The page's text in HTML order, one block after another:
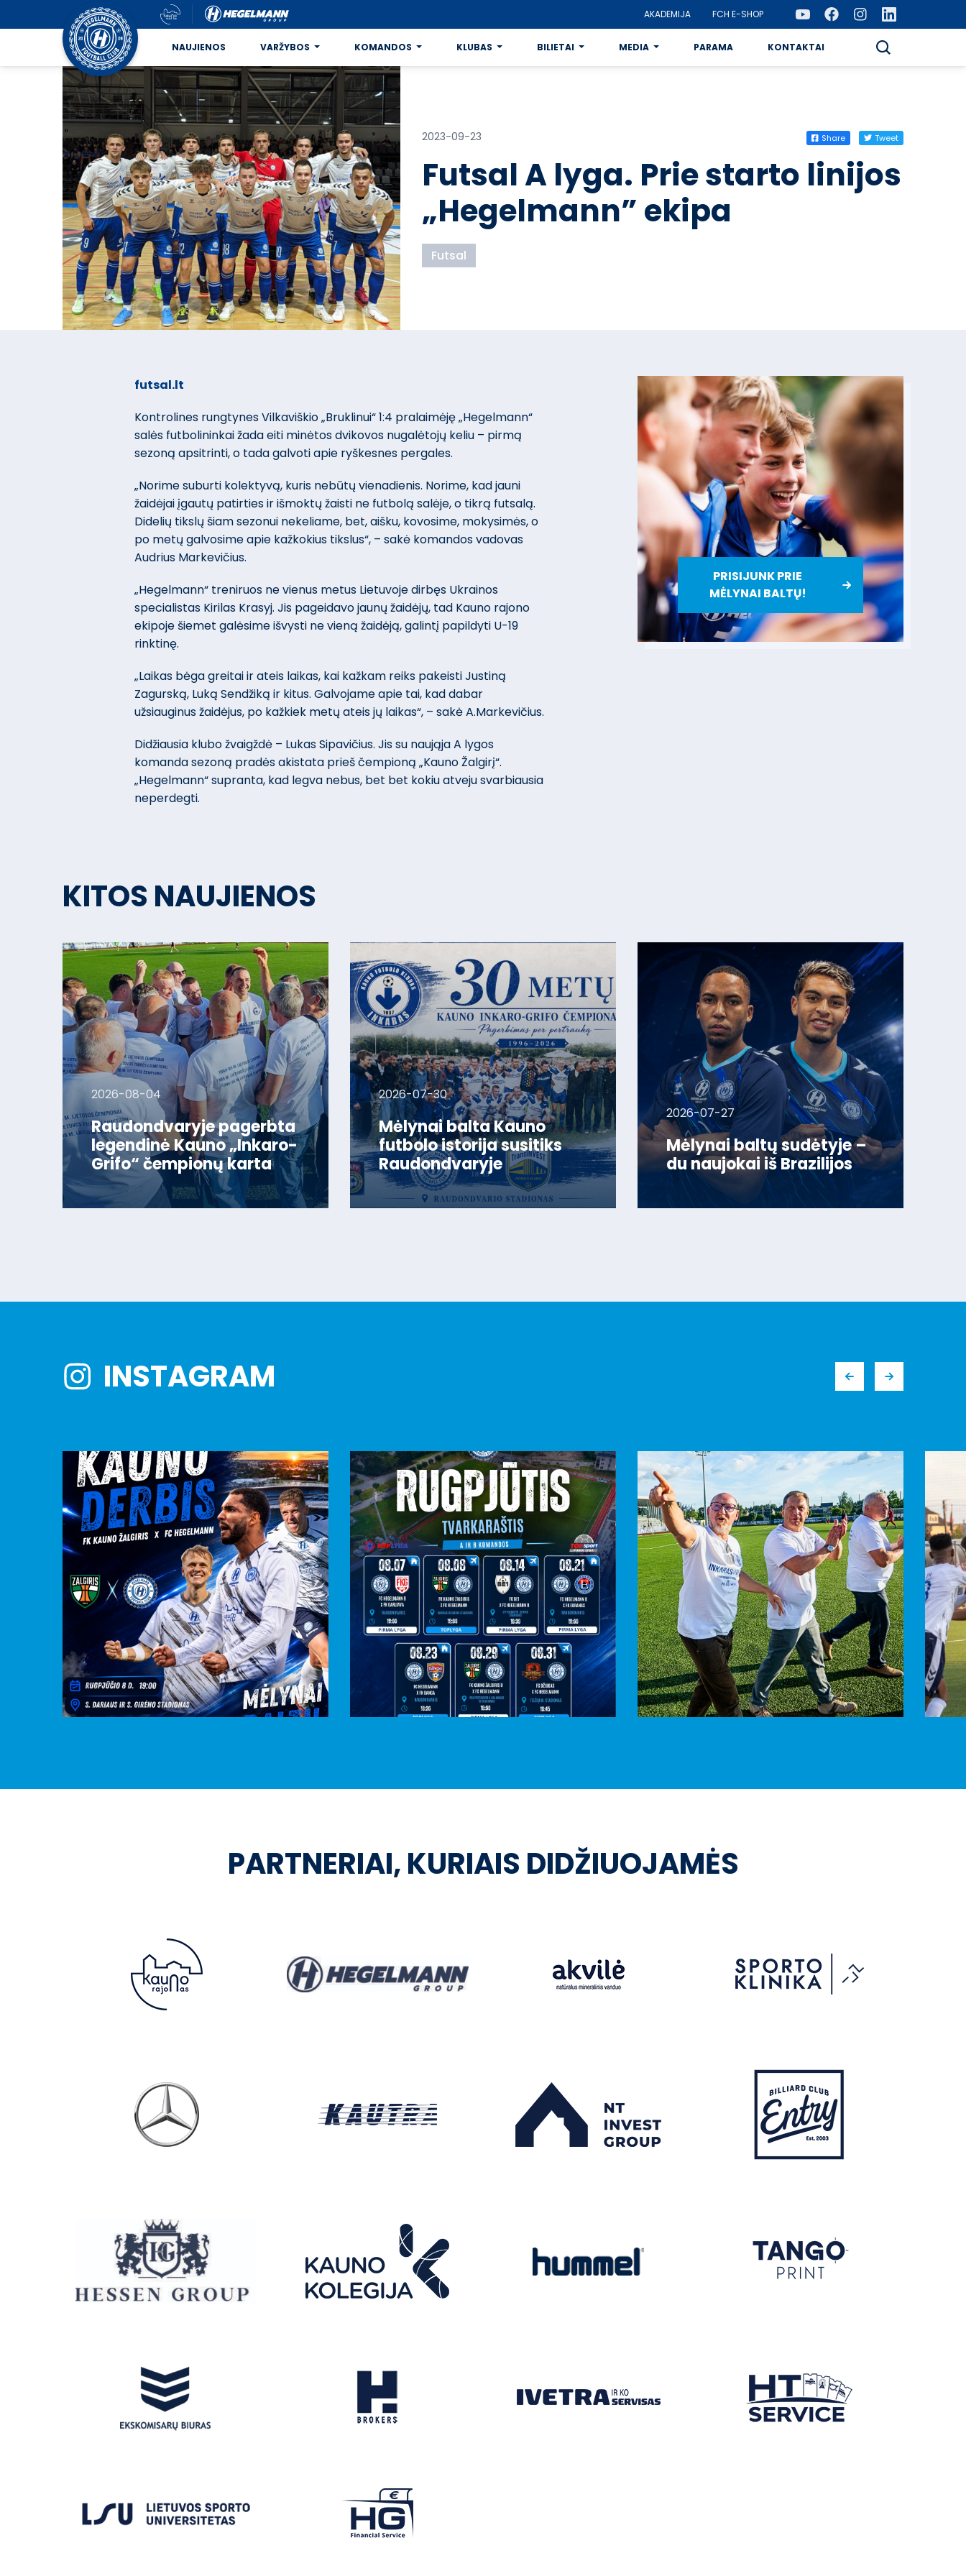
NAUJIENOS VARŽYBOS KOMANDOS KLUBAS BILIETAI MEDIA PARAMA KONTAKTAI
AKADEMIJA FCH E-SHOP
2023-09-23 Share Tweet
Futsal A lyga. Prie starto linijos
„Hegelmann” ekipa
Futsal
futsal.lt
Kontrolines rungtynes Vilkaviškio „Bruklinui“ 1:4 pralaimėję „Hegelmann“
salės futbolininkai žada eiti minėtos dvikovos nugalėtojų keliu – pirmą
sezoną apsitrinti, o tada galvoti apie ryškesnes pergales.
„Norime suburti kolektyvą, kuris nebūtų vienadienis. Norime, kad jauni
žaidėjai įgautų patirties ir išmoktų žaisti ne futbolą salėje, o tikrą futsalą.
Didelių tikslų šiam sezonui nekeliame, bet, aišku, kovosime, mokysimės, o
po metų galvosime apie kažkokius tikslus“, – sakė komandos vadovas
Audrius Markevičius.
„Hegelmann“ treniruos ne vienus metus Lietuvoje dirbęs Ukrainos
specialistas Kirilas Krasyj. Jis pageidavo jaunų žaidėjų, tad Kauno rajono
ekipoje šiemet galėsime išvysti ne vieną žaidėją, galintį papildyti U-19
rinktinę.
„Laikas bėga greitai ir ateis laikas, kai kažkam reiks pakeisti Justiną
Zagurską, Luką Sendžiką ir kitus. Galvojame apie tai, kad dabar
užsiauginus žaidėjus, po kažkiek metų ateis jų laikas“, – sakė A.Markevičius.
Didžiausia klubo žvaigždė – Lukas Sipavičius. Jis su naująja A lygos
komanda sezoną pradės akistata prieš čempioną „Kauno Žalgirį“.
„Hegelmann“ supranta, kad legva nebus, bet bet kokiu atveju svarbiausia
neperdegti.
PRISIJUNK PRIE
MĖLYNAI BALTŲ!
KITOS NAUJIENOS
2026-08-04
Raudondvaryje pagerbta
legendinė Kauno „Inkaro-
Grifo“ čempionų karta
2026-07-30
Mėlynai balta Kauno
futbolo istorija susitiks
Raudondvaryje
2026-07-27
Mėlynai baltų sudėtyje –
du naujokai iš Brazilijos
INSTAGRAM
PARTNERIAI, KURIAIS DIDŽIUOJAMĖS